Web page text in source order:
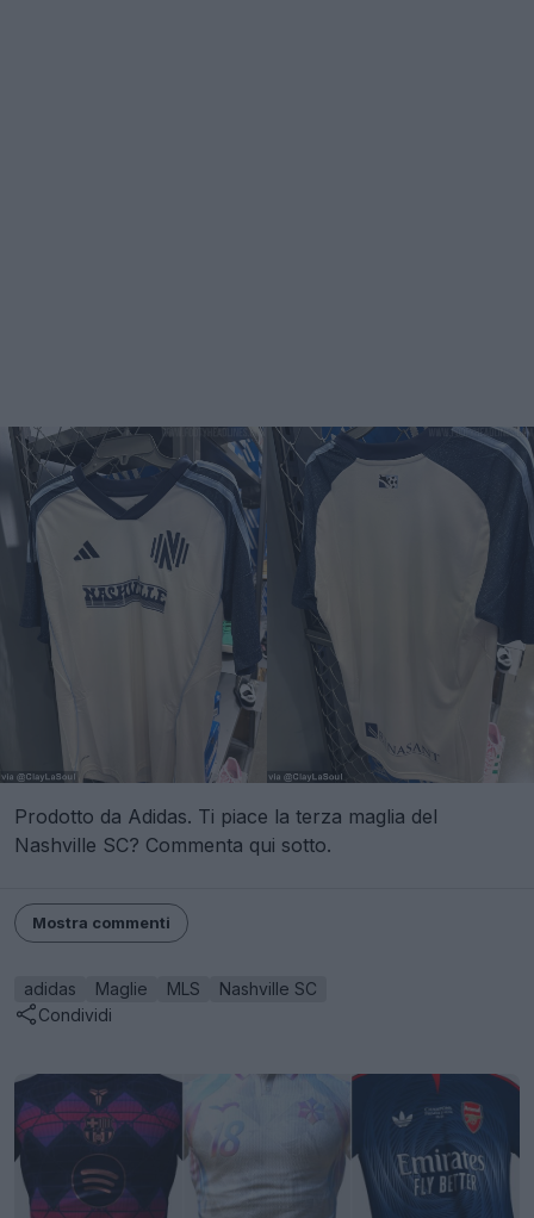
Prodotto da Adidas. Ti piace la terza maglia del
Nashville SC? Commenta qui sotto.
Mostra commenti
adidas Maglie MLS
Nashville SC
Condividi